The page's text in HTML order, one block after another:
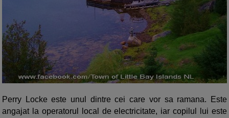
Perry Locke este unul dintre cei care vor sa ramana. Este
angajat la operatorul local de electricitate, iar copilul lui este